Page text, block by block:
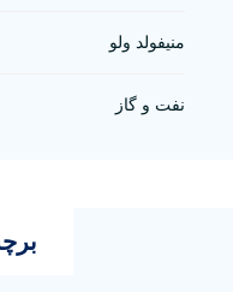
منیفولد ولو
نفت و گاز